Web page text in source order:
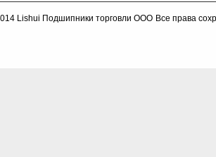
Lishui Подшипники торговли ООО Все права